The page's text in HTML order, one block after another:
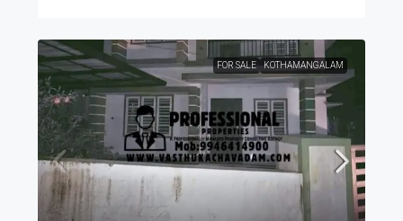
FOR SALE KOTHAMANGALAM